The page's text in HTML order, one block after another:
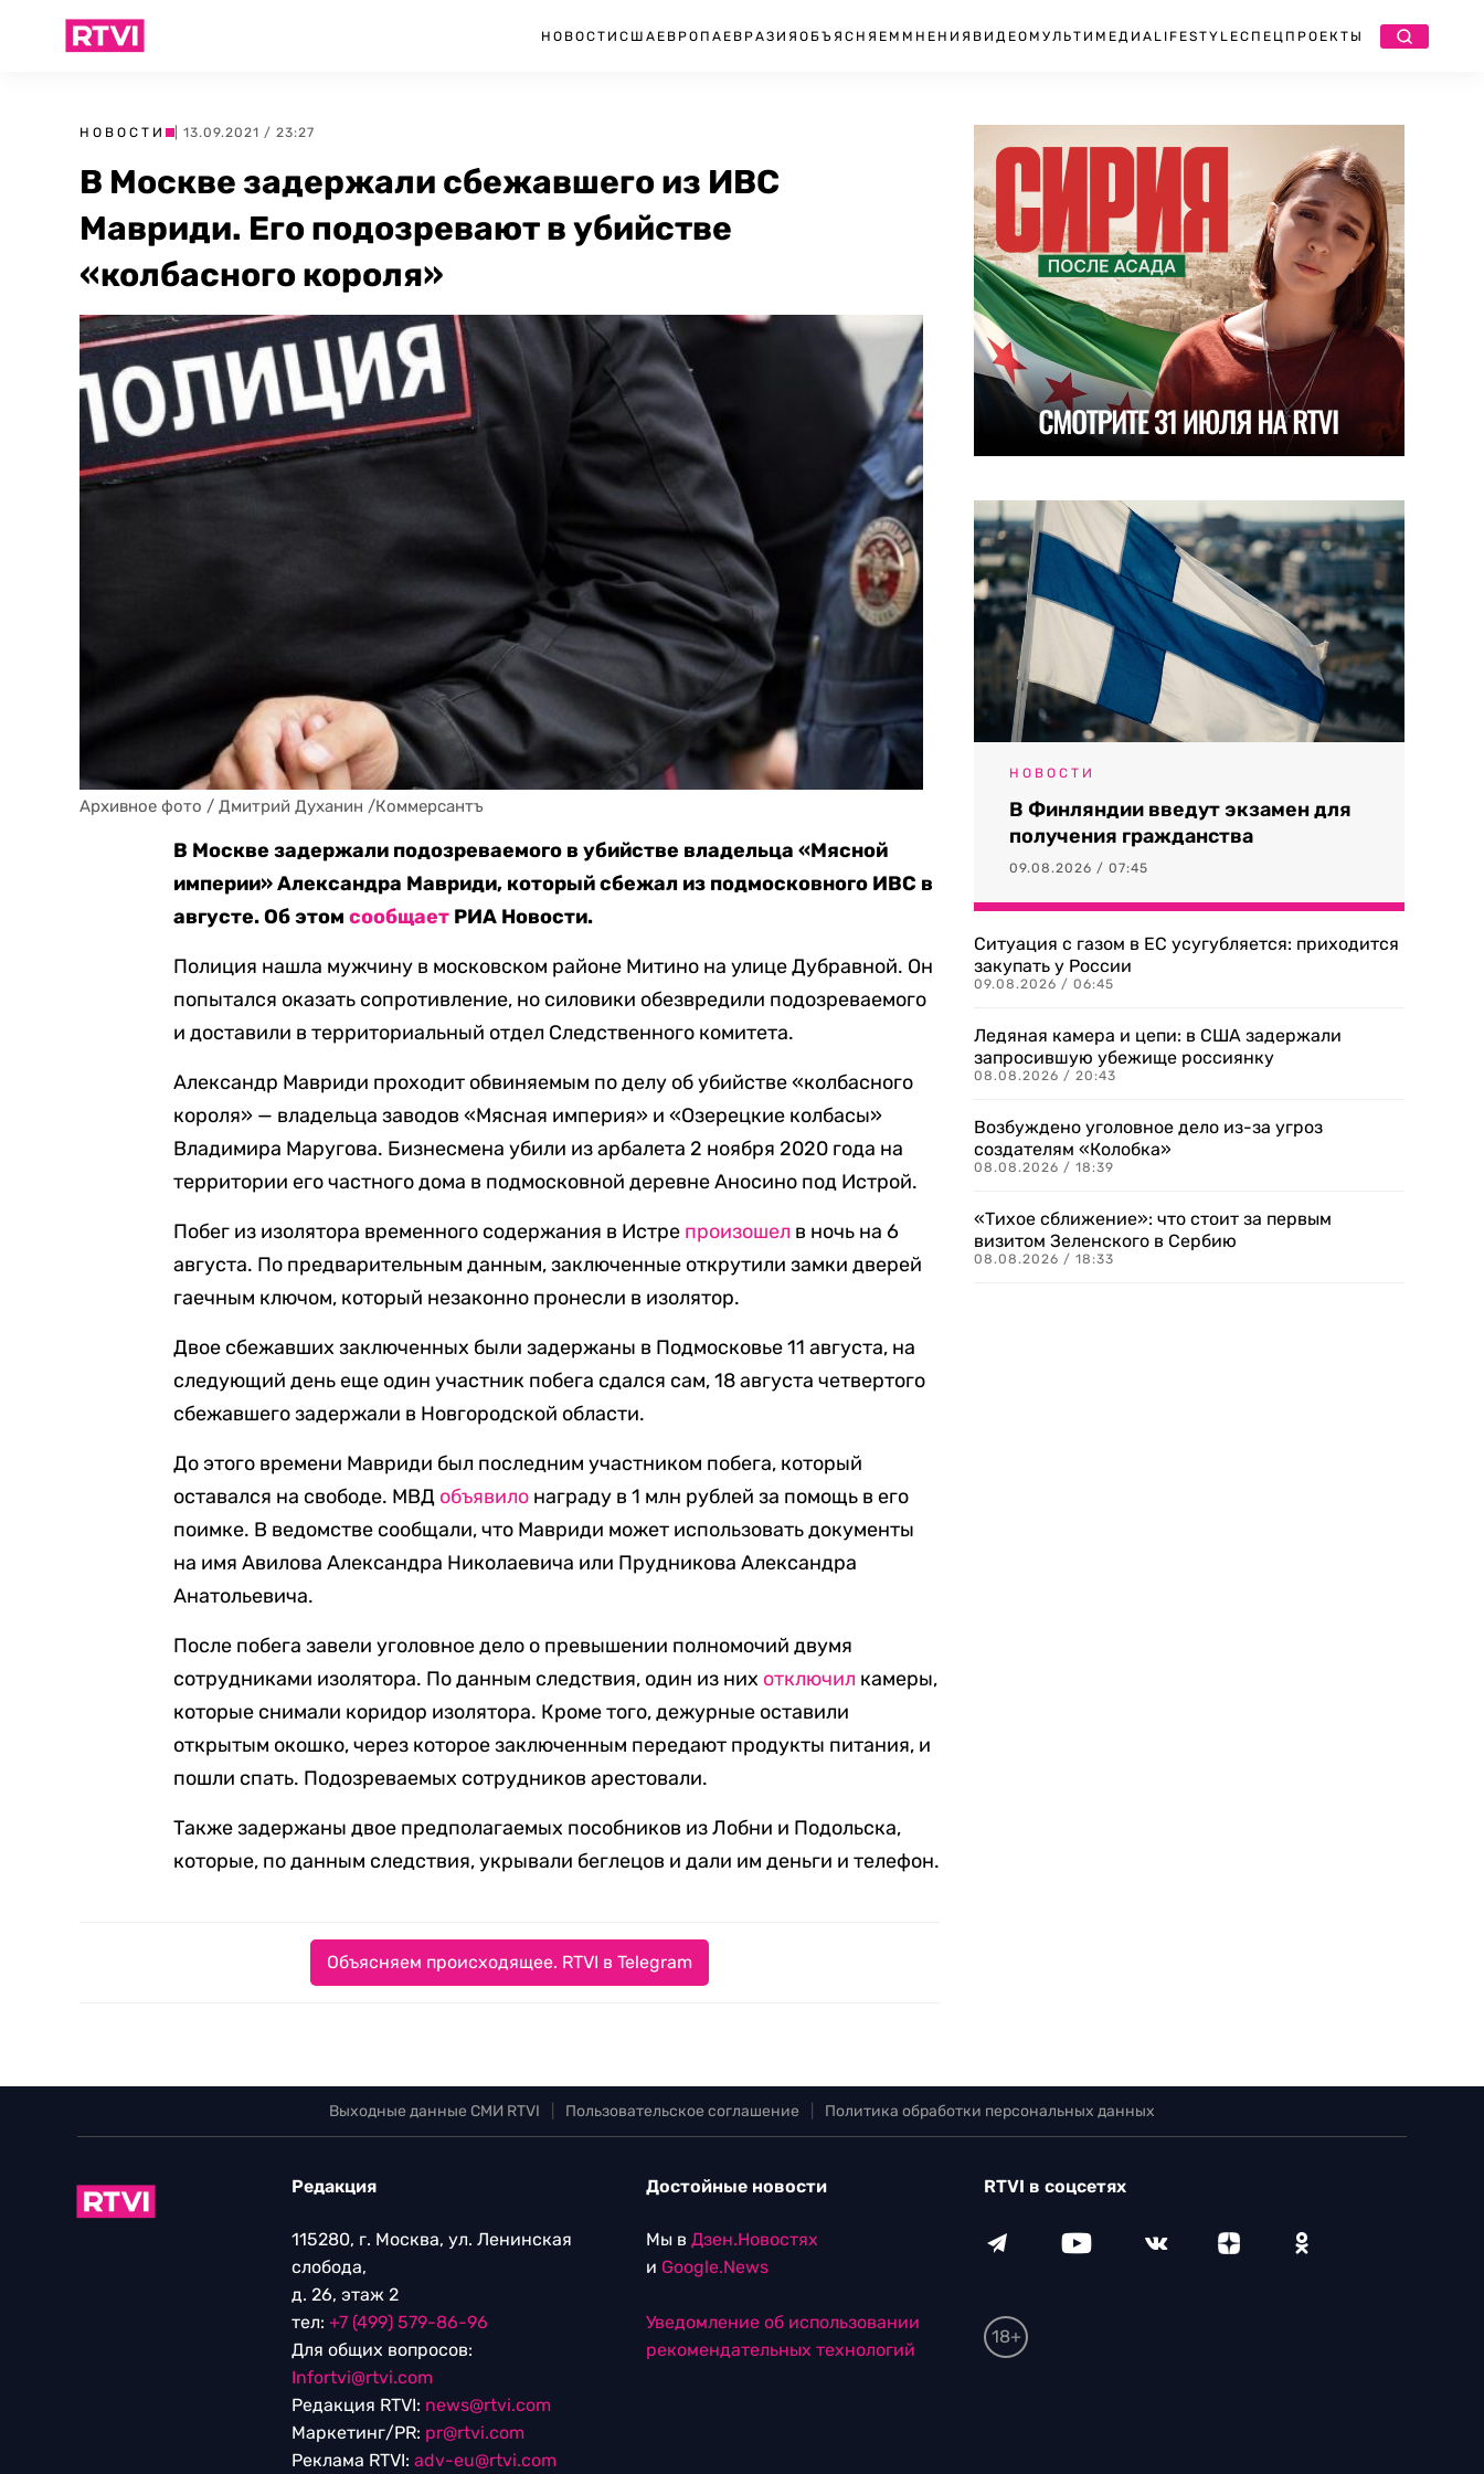
НОВОСТИ США ЕВРОПА ЕВРАЗИЯ ОБЪЯСНЯЕМ МНЕНИЯ ВИДЕО МУЛЬТИМЕДИА LIFESTYLEСПЕЦПРОЕКТЫ
НОВОСТИ | 13.09.2021 / 23:27
В Москве задержали сбежавшего из ИВС
Мавриди. Его подозревают в убийстве
«колбасного короля»
Архивное фото / Дмитрий Духанин /Коммерсантъ
В Москве задержали подозреваемого в убийстве владельца «Мясной
империи» Александра Мавриди, который сбежал из подмосковного ИВС в
августе. Об этомсообщает РИА Новости.
Полиция нашла мужчину в московском районе Митино на улице Дубравной. Он
попытался оказать сопротивление, но силовики обезвредили подозреваемого
и доставили в территориальный отдел Следственного комитета.
Александр Мавриди проходит обвиняемым по делу об убийстве «колбасного
короля» — владельца заводов «Мясная империя» и «Озерецкие колбасы»
Владимира Маругова. Бизнесмена убили из арбалета 2 ноября 2020 года на
территории его частного дома в подмосковной деревне Аносино под Истрой.
Побег из изолятора временного содержания в Истре произошел в ночь на 6
августа. По предварительным данным, заключенные открутили замки дверей
гаечным ключом, который незаконно пронесли в изолятор.
Двое сбежавших заключенных были задержаны в Подмосковье 11 августа, на
следующий день еще один участник побега сдался сам, 18 августа четвертого
сбежавшего задержали в Новгородской области.
До этого времени Мавриди был последним участником побега, который
оставался на свободе. МВД объявило награду в 1 млн рублей за помощь в его
поимке. В ведомстве сообщали, что Мавриди может использовать документы
на имя Авилова Александра Николаевича или Прудникова Александра
Анатольевича.
После побега завели уголовное дело о превышении полномочий двумя
сотрудниками изолятора. По данным следствия, один из них отключил камеры,
которые снимали коридор изолятора. Кроме того, дежурные оставили
открытым окошко, через которое заключенным передают продукты питания, и
пошли спать. Подозреваемых сотрудников арестовали.
Также задержаны двое предполагаемых пособников из Лобни и Подольска,
которые, по данным следствия, укрывали беглецов и дали им деньги и телефон.
Объясняем происходящее. RTVI в Telegram
НОВОСТИ
В Финляндии введут экзамен для
получения гражданства
09.08.2026 / 07:45
Ситуация с газом в ЕС усугубляется: приходится
закупать у России
09.08.2026 / 06:45
Ледяная камера и цепи: в США задержали
запросившую убежище россиянку
08.08.2026 / 20:43
Возбуждено уголовное дело из-за угроз
создателям «Колобка»
08.08.2026 / 18:39
«Тихое сближение»: что стоит за первым
визитом Зеленского в Сербию
08.08.2026 / 18:33
Выходные данные СМИ RTVI Пользовательское соглашение Политика обработки персональных данных
Редакция
115280, г. Москва, ул. Ленинская
слобода,
д. 26, этаж 2
тел: +7 (499) 579-86-96
Для общих вопросов:
Infortvi@rtvi.com
Редакция RTVI: news@rtvi.com
Маркетинг/PR: pr@rtvi.com
Реклама RTVI: adv-eu@rtvi.com
Достойные новости
Мы в Дзен.Новостях
и Google.News
Уведомление об использовании
рекомендательных технологий
RTVI в соцсетях
18+